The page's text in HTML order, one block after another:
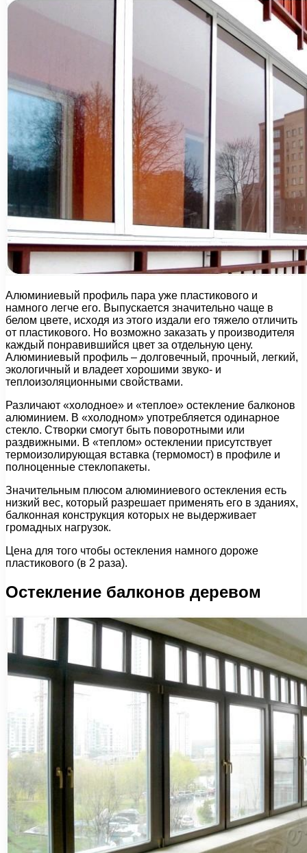
Алюминиевый профиль пара уже пластикового и
намного легче его. Выпускается значительно чаще в
белом цвете, исходя из этого издали его тяжело отличить
от пластикового. Но возможно заказать у производителя
каждый понравившийся цвет за отдельную цену.
Алюминиевый профиль – долговечный, прочный, легкий,
экологичный и владеет хорошими звуко- и
теплоизоляционными свойствами.
Различают «холодное» и «теплое» остекление балконов
алюминием. В «холодном» употребляется одинарное
стекло. Створки смогут быть поворотными или
раздвижными. В «теплом» остеклении присутствует
термоизолирующая вставка (термомост) в профиле и
полноценные стеклопакеты.
Значительным плюсом алюминиевого остекления есть
низкий вес, который разрешает применять его в зданиях,
балконная конструкция которых не выдерживает
громадных нагрузок.
Цена для того чтобы остекления намного дороже
пластикового (в 2 раза).
Остекление балконов деревом